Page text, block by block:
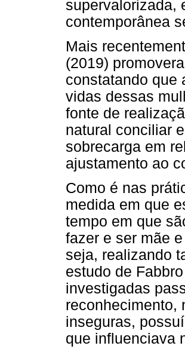
supervalorizada,
contemporânea
Mais
(2019)
constatando que
vidas dessas
fonte de
natural conciliar
sobrecarga em
ajustamento ao
Como é nas
medida em que
tempo em que
fazer e ser mãe
seja, realizando
estudo de
investigadas
reconhecimento,
inseguras,
que influenciava